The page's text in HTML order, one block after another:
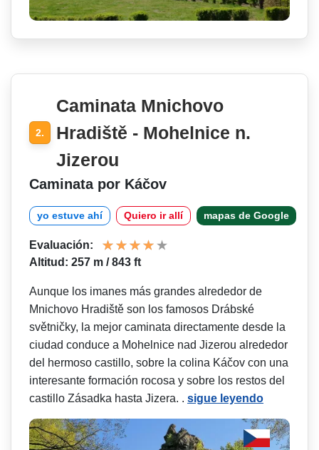
2.
Caminata Mnichovo
Hradiště - Mohelnice n.
Jizerou
Caminata por Káčov
yo estuve ahí Quiero ir allí mapas de Google
Evaluación:
Altitud: 257 m / 843 ft
Aunque los imanes más grandes alrededor de
Mnichovo Hradiště son los famosos Drábské
světničky, la mejor caminata directamente desde la
ciudad conduce a Mohelnice nad Jizerou alrededor
del hermoso castillo, sobre la colina Káčov con una
interesante formación rocosa y sobre los restos del
castillo Zásadka hasta Jizera. . sigue leyendo